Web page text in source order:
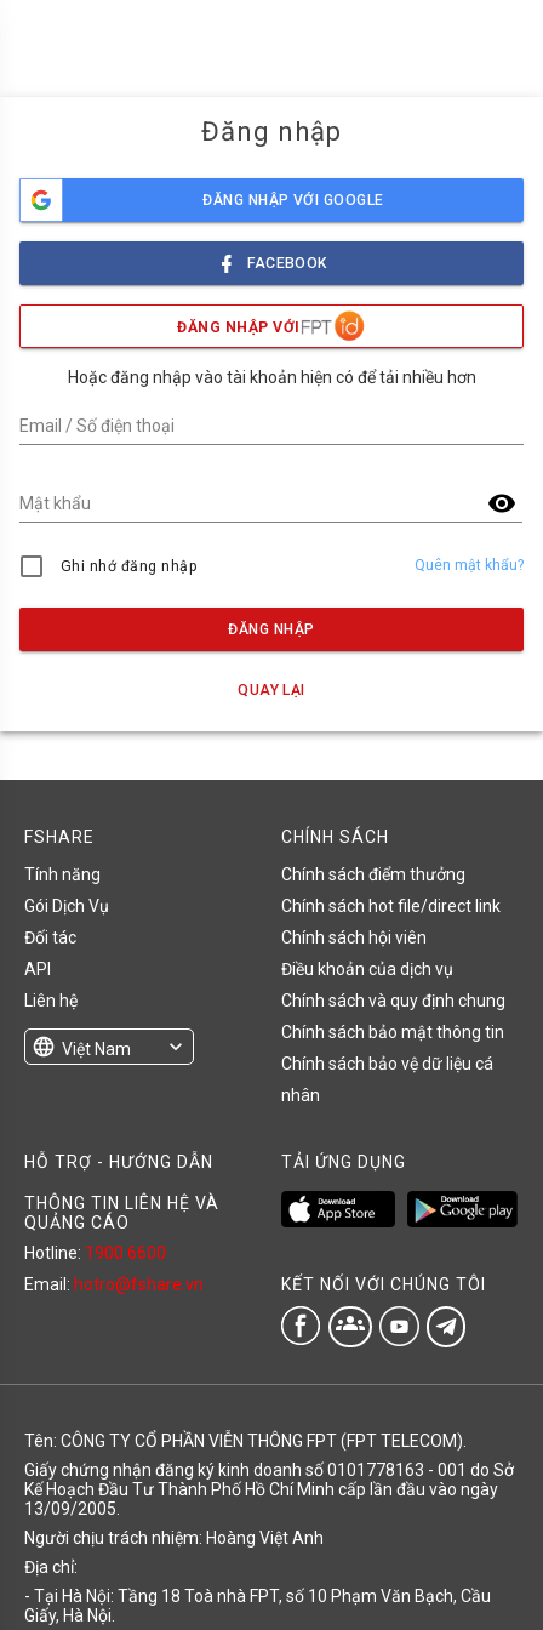
Đăng nhập
ĐĂNG NHẬP VỚI GOOGLE
FACEBOOK
ĐĂNG NHẬP VỚI
Hoặc đăng nhập vào tài khoản hiện có để tải nhiều hơn
Email / Số điện thoại
visibility
Mật khẩu
Ghi nhớ đăng nhập Quên mật khẩu?
ĐĂNG NHẬP
QUAY LẠI
FSHARE
Tính năng
Gói Dịch Vụ
Đối tác
API
Liên hệ
language Việt Nam
expand_more
CHÍNH SÁCH
Chính sách điểm thưởng
Chính sách hot file/direct link
Chính sách hội viên
Điều khoản của dịch vụ
Chính sách và quy định chung
Chính sách bảo mật thông tin
Chính sách bảo vệ dữ liệu cá
nhân
HỖ TRỢ - HƯỚNG DẪN
THÔNG TIN LIÊN HỆ VÀ
QUẢNG CÁO
Hotline: 1900 6600
Email: hotro@fshare.vn
TẢI ỨNG DỤNG
KẾT NỐI VỚI CHÚNG TÔI
groups
Tên: CÔNG TY CỔ PHẦN VIỄN THÔNG FPT (FPT TELECOM).
Giấy chứng nhận đăng ký kinh doanh số 0101778163 - 001 do Sở
Kế Hoạch Đầu Tư Thành Phố Hồ Chí Minh cấp lần đầu vào ngày
13/09/2005.
Người chịu trách nhiệm: Hoàng Việt Anh
Địa chỉ:
- Tại Hà Nội: Tầng 18 Toà nhà FPT, số 10 Phạm Văn Bạch, Cầu
Giấy, Hà Nội.